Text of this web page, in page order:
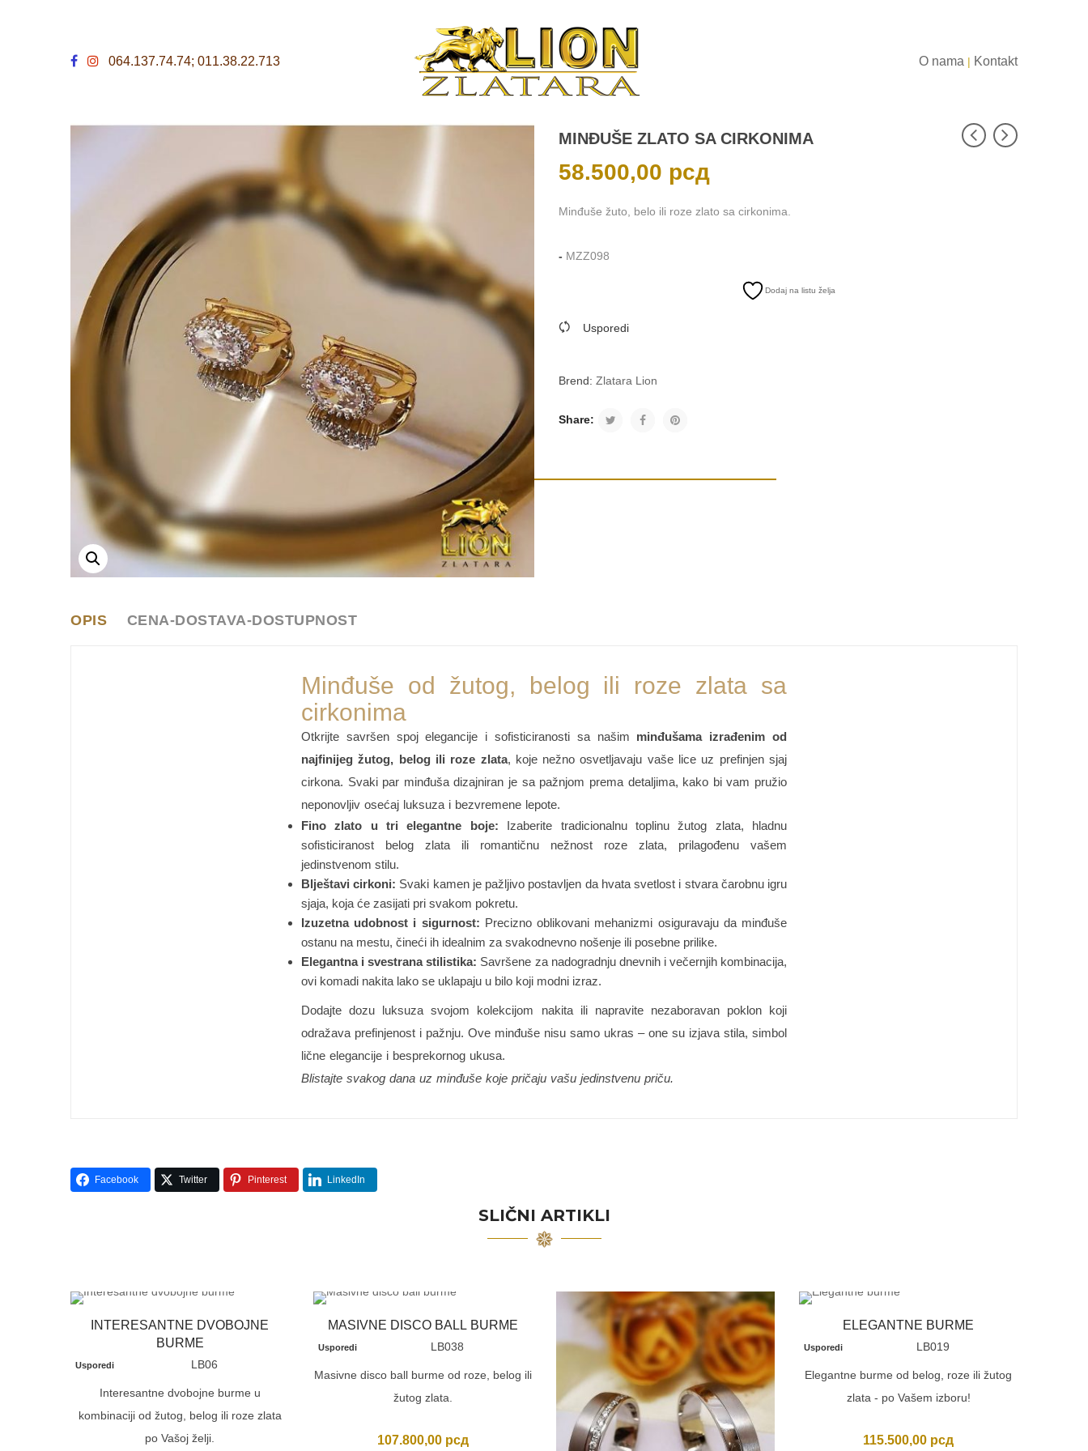
064.137.74.74; 011.38.22.713 O nama | Kontakt
MINĐUŠE ZLATO SA CIRKONIMA
58.500,00 рсд
Minđuše žuto, belo ili roze zlato sa cirkonima.
- MZZ098
Dodaj na listu želja
Usporedi
Brend:Zlatara Lion
Share:
OPIS CENA-DOSTAVA-DOSTUPNOST
Minđuše od žutog, belog ili roze zlata sa
cirkonima
Otkrijte savršen spoj elegancije i sofisticiranosti sa našim minđušama izrađenim od
najfinijeg žutog, belog ili roze zlata, koje nežno osvetljavaju vaše lice uz prefinjen sjaj
cirkona. Svaki par minđuša dizajniran je sa pažnjom prema detaljima, kako bi vam pružio
neponovljiv osećaj luksuza i bezvremene lepote.
Fino zlato u tri elegantne boje: Izaberite tradicionalnu toplinu žutog zlata, hladnu
sofisticiranost belog zlata ili romantičnu nežnost roze zlata, prilagođenu vašem
jedinstvenom stilu.
Blještavi cirkoni: Svaki kamen je pažljivo postavljen da hvata svetlost i stvara čarobnu igru
sjaja, koja će zasijati pri svakom pokretu.
Izuzetna udobnost i sigurnost: Precizno oblikovani mehanizmi osiguravaju da minđuše
ostanu na mestu, čineći ih idealnim za svakodnevno nošenje ili posebne prilike.
Elegantna i svestrana stilistika: Savršene za nadogradnju dnevnih i večernjih kombinacija,
ovi komadi nakita lako se uklapaju u bilo koji modni izraz.
Dodajte dozu luksuza svojom kolekcijom nakita ili napravite nezaboravan poklon koji
odražava prefinjenost i pažnju. Ove minđuše nisu samo ukras – one su izjava stila, simbol
lične elegancije i besprekornog ukusa.
Blistajte svakog dana uz minđuše koje pričaju vašu jedinstvenu priču.
Facebook Twitter Pinterest LinkedIn
SLIČNI ARTIKLI
INTERESANTNE DVOBOJNE
BURME
Usporedi LB06
Interesantne dvobojne burme u
kombinaciji od žutog, belog ili roze zlata
po Vašoj želji.
MASIVNE DISCO BALL BURME
Usporedi LB038
Masivne disco ball burme od roze, belog ili
žutog zlata.
107.800,00 рсд
ELEGANTNE BURME
Usporedi LB019
Elegantne burme od belog, roze ili žutog
zlata - po Vašem izboru!
115.500,00 рсд